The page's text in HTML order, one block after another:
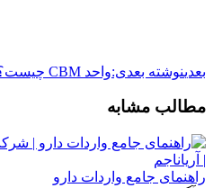
بعدینوشته بعدی:واحد CBM چیست؟
مطالب مشابه
راهنمای جامع واردات دارو